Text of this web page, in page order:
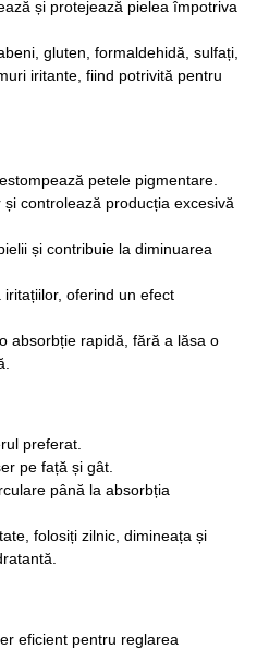
și protejează pielea împotriva
gluten, formaldehidă, sulfați,
iritante, fiind potrivită pentru
petele pigmentare.
controlează producția excesivă
și contribuie la diminuarea
oferind un efect
absorbție rapidă, fără a lăsa o
preferat.
pe față și gât.
până la absorbția
folosiți zilnic, dimineața și
eficient pentru reglarea